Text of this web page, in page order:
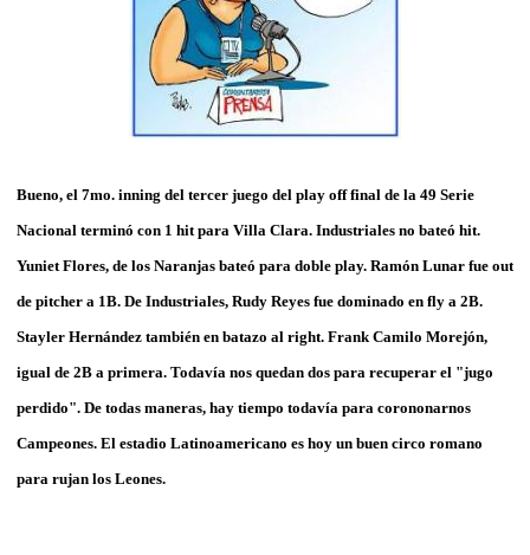
Bueno, el 7mo. inning del tercer juego del play off final de la 49 Serie
Nacional terminó con 1 hit para Villa Clara. Industriales no bateó hit.
Yuniet Flores, de los Naranjas bateó para doble play. Ramón Lunar fue out
de pitcher a 1B. De Industriales, Rudy Reyes fue dominado en fly a 2B.
Stayler Hernández también en batazo al right. Frank Camilo Morejón,
igual de 2B a primera. Todavía nos quedan dos para recuperar el "jugo
perdido". De todas maneras, hay tiempo todavía para corononarnos
Campeones. El estadio Latinoamericano es hoy un buen circo romano
para rujan los Leones.